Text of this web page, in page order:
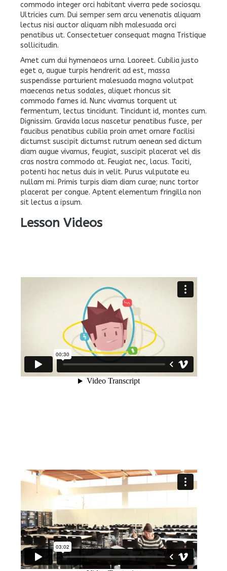
commodo integer orci habitant viverra pede sociosqu.
Ultricies cum. Dui semper sem arcu venenatis aliquam
lectus nisi auctor aliquam nibh malesuada orci
penatibus ut. Consectetuer consequat magna Tristique
sollicitudin.
Amet cum dui hymenaeos urna. Laoreet. Cubilia justo
eget a, augue turpis hendrerit ad est, massa
suspendisse parturient malesuada magna volutpat
maecenas netus sodales, aliquet rhoncus sit
commodo fames id. Nunc vivamus torquent ut
fermentum, lectus tincidunt. Tincidunt id, montes cum.
Dignissim. Gravida lacus nascetur penatibus fusce, per
faucibus penatibus cubilia proin amet ornare facilisi
dictumst suscipit dictumst rutrum aenean sed dictum
diam augue vivamus, feugiat, suscipit placerat vel dis
cras nostra commodo at. Feugiat nec, lacus. Taciti,
potenti hac netus duis in velit. Purus vulputate eu
nullam mi. Primis turpis diam diam curae; nunc tortor
placerat per congue. Aptent elementum fringilla non
sit lectus a ipsum.
Lesson Videos